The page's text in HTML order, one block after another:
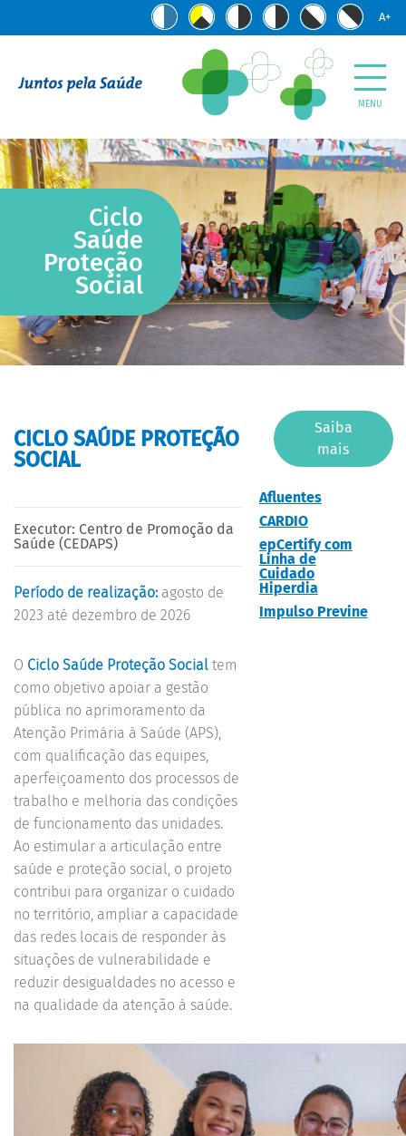
A+
MENU
Ciclo
Saúde
Proteção
Social
CICLO SAÚDE PROTEÇÃO
SOCIAL
Executor: Centro de Promoção da
Saúde (CEDAPS)
Período de realização: agosto de
2023 até dezembro de 2026
O Ciclo Saúde Proteção Social tem
como objetivo apoiar a gestão
pública no aprimoramento da
Atenção Primária à Saúde (APS),
com qualificação das equipes,
aperfeiçoamento dos processos de
trabalho e melhoria das condições
de funcionamento das unidades.
Ao estimular a articulação entre
saúde e proteção social, o projeto
contribui para organizar o cuidado
no território, ampliar a capacidade
das redes locais de responder às
situações de vulnerabilidade e
reduzir desigualdades no acesso e
na qualidade da atenção à saúde.
Saiba
mais
Afluentes
CARDIO
epCertify com
Linha de
Cuidado
Hiperdia
Impulso Previne